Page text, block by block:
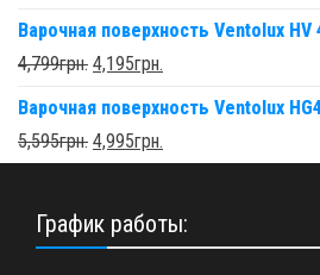
Варочная поверхность Ventolux HV
4,799грн. 4,195грн.
Варочная поверхность Ventolux
5,595грн. 4,995грн.
График работы: